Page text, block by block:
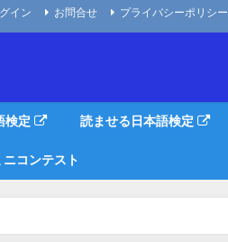
イン お問合せ プライバシーポリシー
検定 読ませる日本語検定
ニコンテスト